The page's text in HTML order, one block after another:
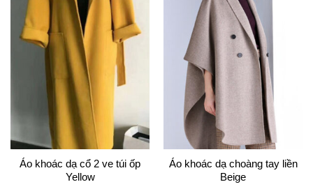
Áo khoác dạ cổ 2 ve túi ốp
Yellow
Áo khoác dạ choàng tay liền
Beige